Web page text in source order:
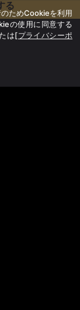
る
ためCookieを利用
の使用に同意する
は[プライバシーポ